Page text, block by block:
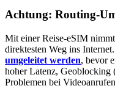
Achtung: Routing-
Mit einer Reise-eSIM
direktesten Weg ins
umgeleitet werden, bevor
hoher Latenz,
Problemen bei